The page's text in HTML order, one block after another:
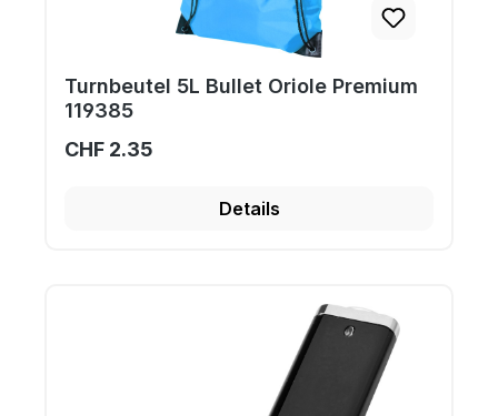
Turnbeutel 5L Bullet Oriole Premium
119385
CHF 2.35
Details